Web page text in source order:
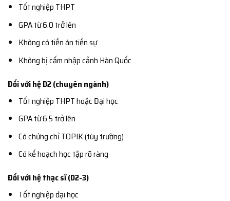
Tốt nghiệp THPT
GPA từ 6.0 trở lên
Không có tiền án tiền sự
Không bị cấm nhập cảnh Hàn Quốc
Đối với hệ D2 (chuyên ngành)
Tốt nghiệp THPT hoặc Đại học
GPA từ 6.5 trở lên
Có chứng chỉ TOPIK (tùy trường)
Có kế hoạch học tập rõ ràng
Đối với hệ thạc sĩ (D2-3)
Tốt nghiệp đại học